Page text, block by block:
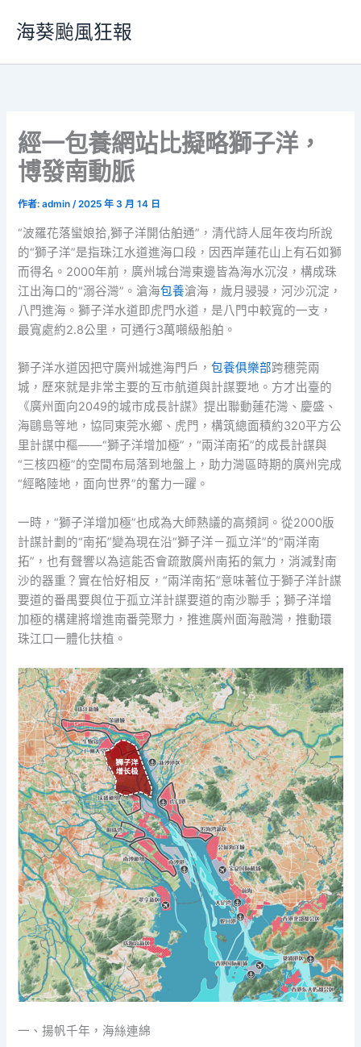
要
海葵颱風狂報
經一包養網站比擬略獅子洋，
博發南動脈
作者:admin/2025 年 3 月 14 日
“波羅花落蠻娘拾,獅子洋開估舶通”，清代詩人屈年夜均所說
的“獅子洋”是指珠江水道進海口段，因西岸蓮花山上有石如獅
而得名。2000年前，廣州城台灣東邊皆為海水沉沒，構成珠
江出海口的“溺谷灣”。滄海包養滄海，歲月骎骎，河沙沉淀，
八門進海。獅子洋水道即虎門水道，是八門中較寬的一支，
最寬處約2.8公里，可通行3萬噸級船舶。
獅子洋水道因把守廣州城進海門戶，包養俱樂部跨穗莞兩
城，歷來就是非常主要的互市航道與計謀要地。方才出臺的
《廣州面向2049的城市成長計謀》提出聯動蓮花灣、慶盛、
海鷗島等地，協同東莞水鄉、虎門，構筑總面積約320平方公
里計謀中樞——“獅子洋增加極”，“兩洋南拓”的成長計謀與
“三核四極”的空間布局落到地盤上，助力灣區時期的廣州完成
“經略陸地，面向世界”的奮力一躍。
一時，“獅子洋增加極”也成為大師熱議的高頻詞。從2000版
計謀計劃的“南拓”變為現在沿“獅子洋－孤立洋”的“兩洋南
拓”，也有聲響以為這能否會疏散廣州南拓的氣力，消減對南
沙的器重？實在恰好相反，“兩洋南拓”意味著位于獅子洋計謀
要道的番禺要與位于孤立洋計謀要道的南沙聯手；獅子洋增
加極的構建將增進南番莞聚力，推進廣州面海融灣，推動環
珠江口一體化扶植。
一、揚帆千年，海絲連綿